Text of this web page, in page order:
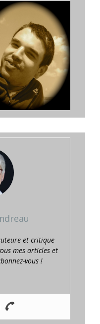
et critique
mes articles et
vous !